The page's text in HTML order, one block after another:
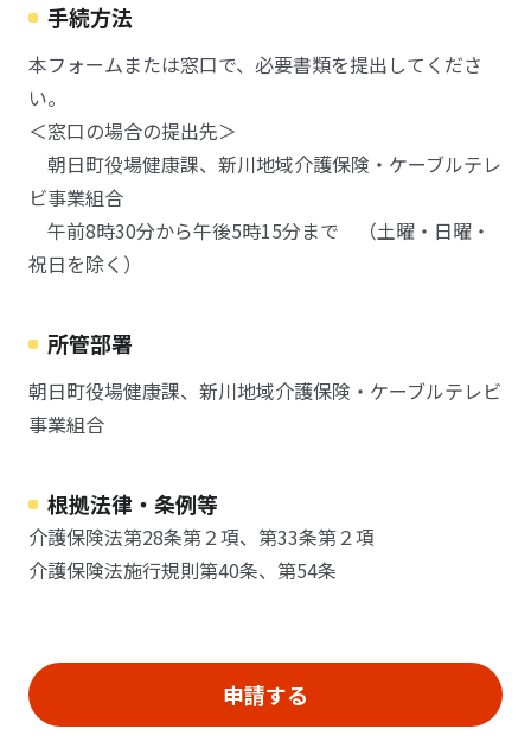
手続方法
本フォームまたは窓口で、必要書類を提出してくださ
い。
＜窓口の場合の提出先＞
朝日町役場健康課、新川地域介護保険・ケーブルテレ
ビ事業組合
午前8時30分から午後5時15分まで （土曜・日曜・
祝日を除く）
所管部署
朝日町役場健康課、新川地域介護保険・ケーブルテレビ
事業組合
根拠法律・条例等
介護保険法第28条第２項、第33条第２項
介護保険法施行規則第40条、第54条